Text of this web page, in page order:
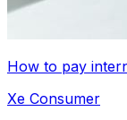
How to pay
Xe Consumer